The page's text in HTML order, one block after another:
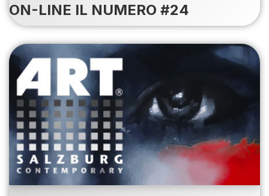
ON-LINE IL NUMERO #24